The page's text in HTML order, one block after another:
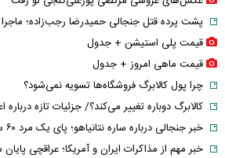
پشت پرده قتل جنجالی حمیدرضا رجب‌زاده؛
قیمت پلی استیشن + جدول
قیمت ماهی امروز + جدول
چرا پول کالابرگ فروشگاه‌ها تسویه نمی‌شود؟
کالابرگ دوباره تغییر می‌کند؟/ جزئیات تازه درباره
خبر جنجالی درباره ساره نتانیاهو؛ پای یک مرد ۶۰ ساله در میان است
خبر مهم از مذاکرات ایران و آمریکا؛ عراقچی